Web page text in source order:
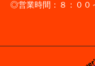
◎営業時間：８：００